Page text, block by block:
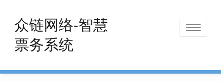
content
众链网络-智慧
票务系统
Toggle